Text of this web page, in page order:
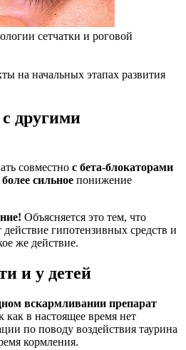
сетчатки и роговой
на начальных этапах развития
другими
совместно с бета-блокаторами
сильное понижение
Объясняется это тем, что
действие гипотензивных средств и
же действие.
и у детей
вскармливании препарат
как в настоящее время нет
по поводу воздействия таурина
кормления.